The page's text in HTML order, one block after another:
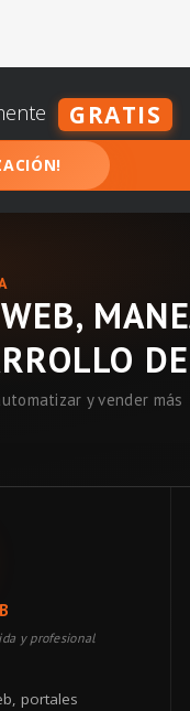
GRATIS
y vender más
y profesional
portales